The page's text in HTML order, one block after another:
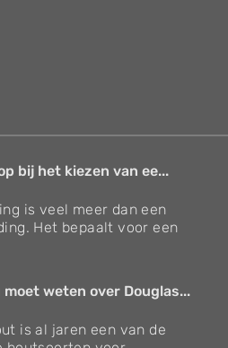
bij het kiezen van ee...
is veel meer dan een
Het bepaalt voor een
weten over Douglas...
is al jaren een van de